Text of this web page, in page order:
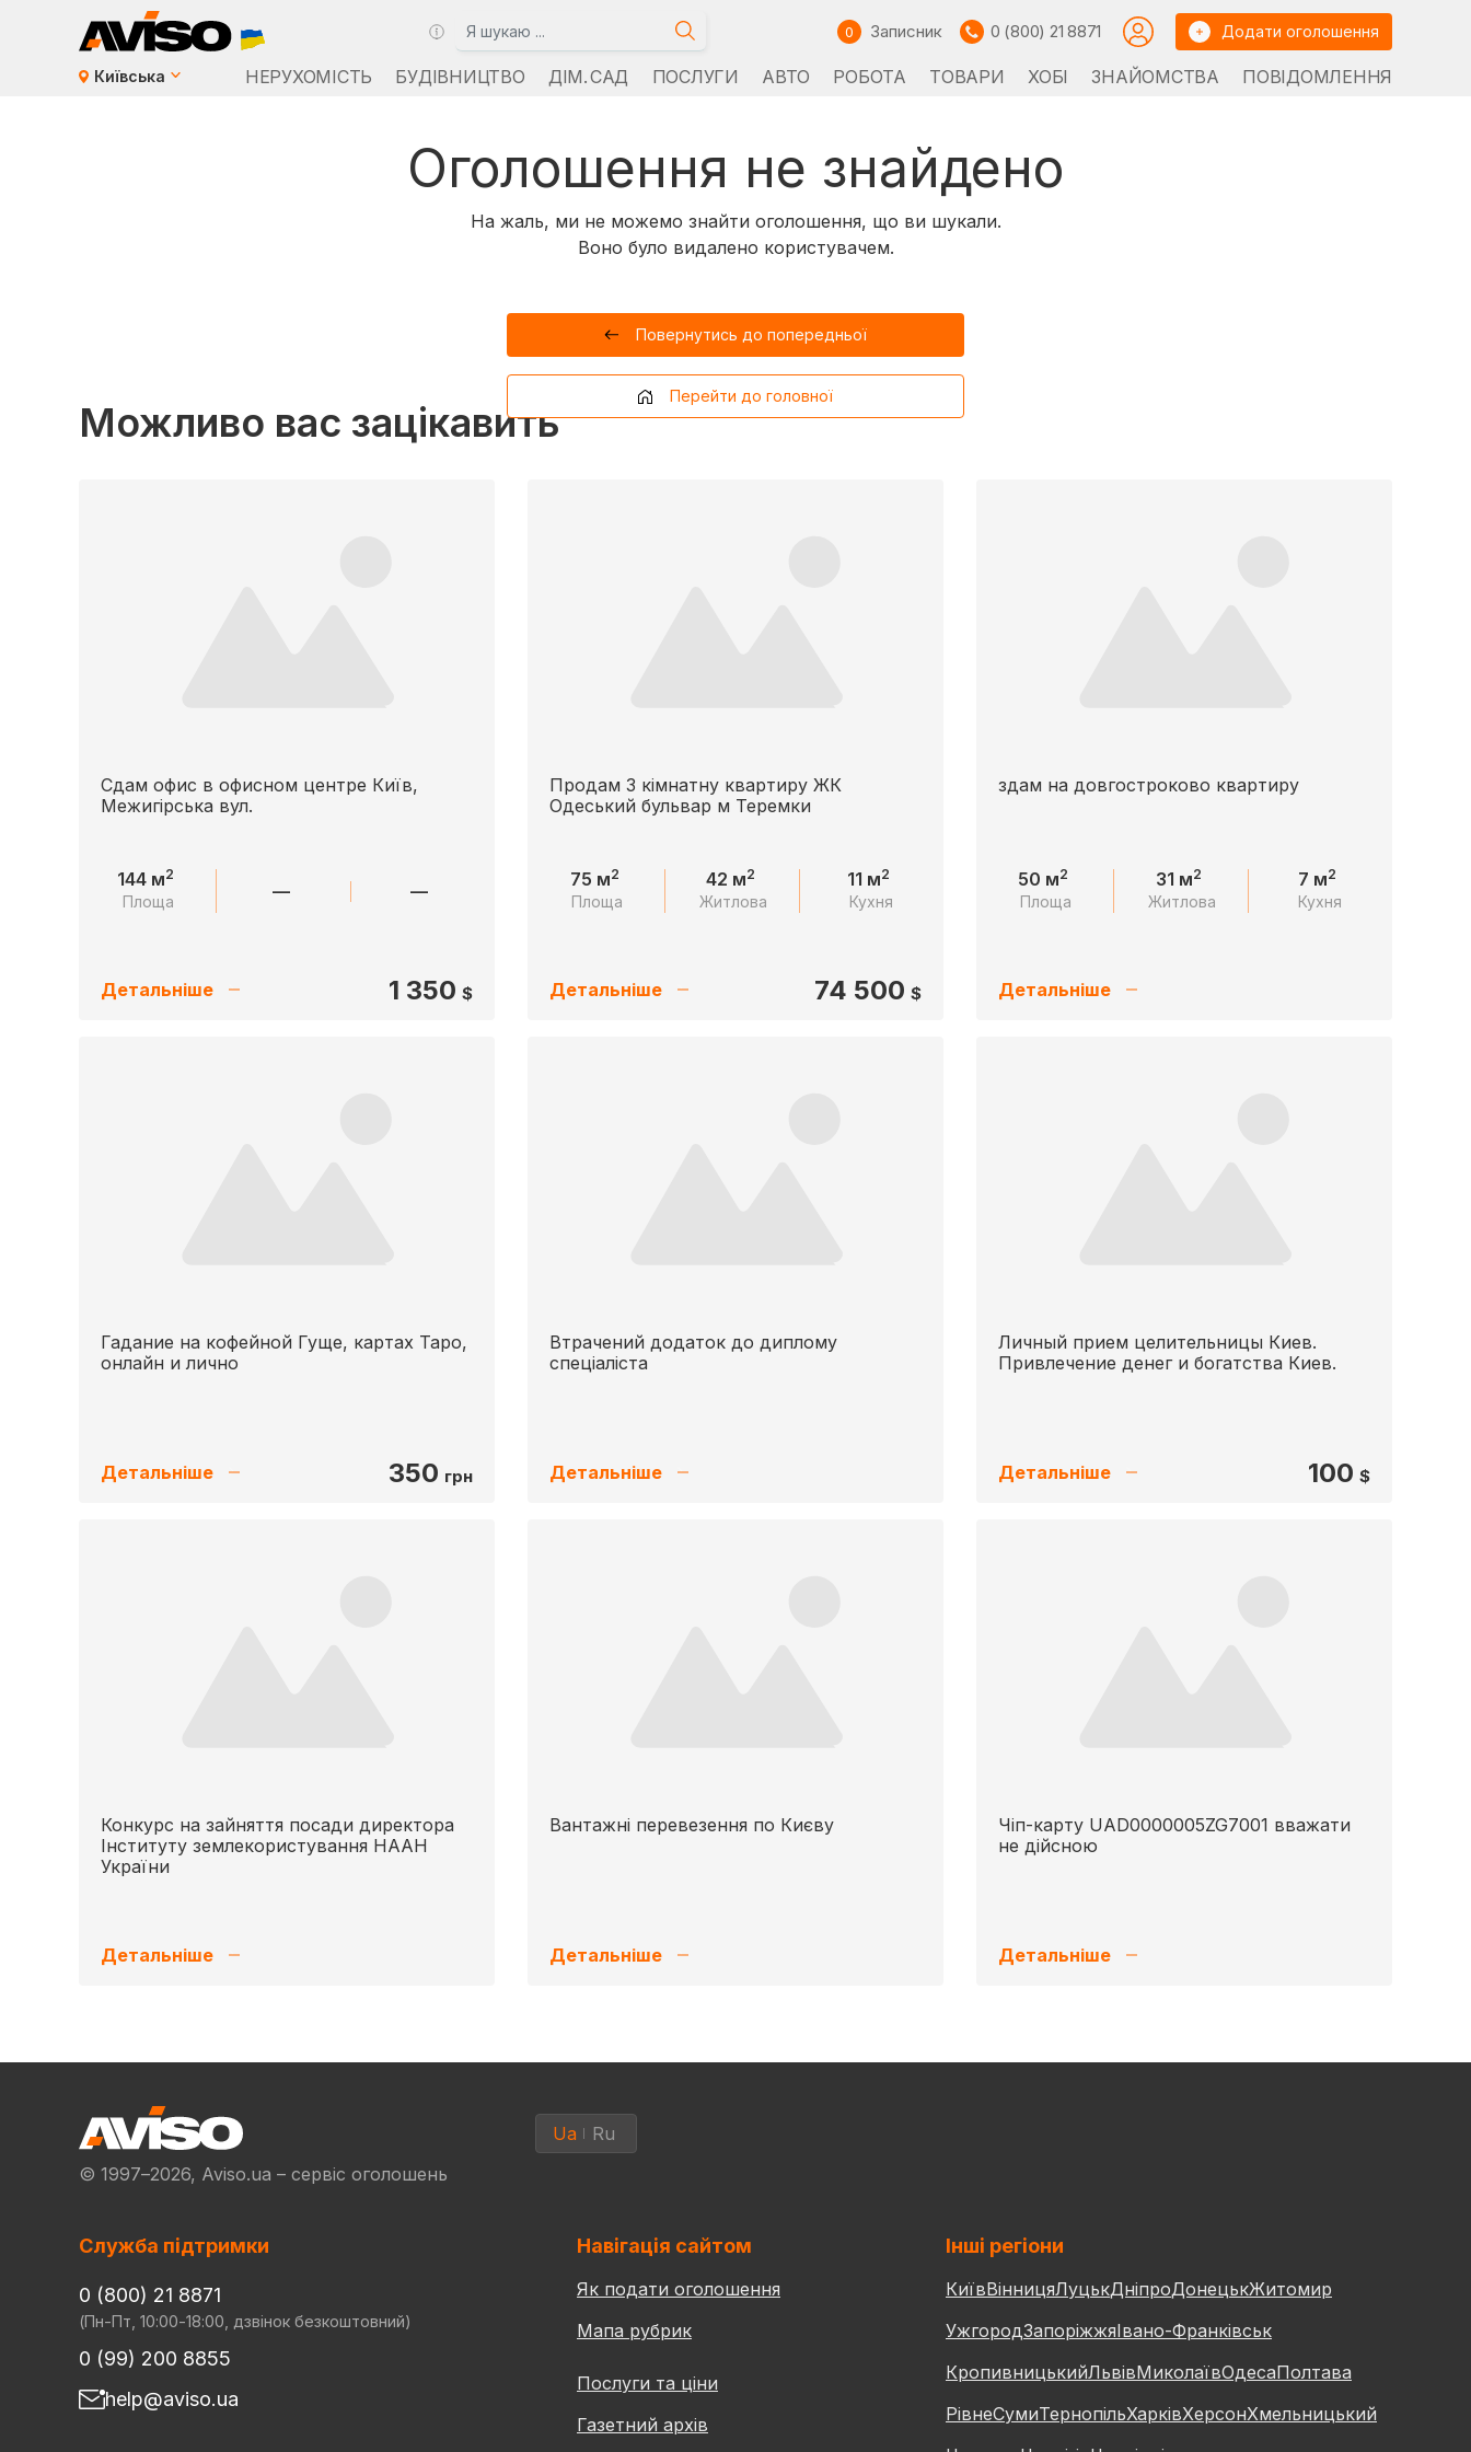
0 Записник 0 (800) 21 8871 Додати оголошення
Київська НЕРУХОМІСТЬ БУДІВНИЦТВО ДІМ. САД ПОСЛУГИ АВТО РОБОТА ТОВАРИ ХОБІ ЗНАЙОМСТВА ПОВІДОМЛЕННЯ
Оголошення не знайдено
На жаль, ми не можемо знайти оголошення, що ви шукали.
Воно було видалено користувачем.
Повернутись до попередньої
Перейти до головної
Можливо вас зацікавить
Сдам офис в офисном центре Київ,
Межигірська вул.
144 м2
Площа — —
Детальніше 1 350 $
Продам 3 кімнатну квартиру ЖК
Одеський бульвар м Теремки
75 м2
Площа
42 м2
Житлова
11 м2
Кухня
Детальніше 74 500 $
здам на довгостроково квартиру
50 м2
Площа
31 м2
Житлова
7 м2
Кухня
Детальніше
Гадание на кофейной Гуще, картах Таро,
онлайн и лично
Детальніше 350 грн
Втрачений додаток до диплому
спеціаліста
Детальніше
Личный прием целительницы Киев.
Привлечение денег и богатства Киев.
Детальніше 100 $
Конкурс на зайняття посади директора
Інституту землекористування НААН
України
Детальніше
Вантажні перевезення по Києву
Детальніше
Чіп-карту UAD0000005ZG7001 вважати
не дійсною
Детальніше
© 1997–2026, Aviso.ua – сервіс оголошень
Ua Ru
Служба підтримки
0 (800) 21 8871
(Пн-Пт, 10:00-18:00, дзвінок безкоштовний)
0 (99) 200 8855
help@aviso.ua
Навігація сайтом
Як подати оголошення
Мапа рубрик
Послуги та ціни
Газетний архів
Інші регіони
КиївВінницяЛуцькДніпроДонецькЖитомир
УжгородЗапоріжжяІвано-Франківськ
КропивницькийЛьвівМиколаївОдесаПолтава
РівнеСумиТернопільХарківХерсонХмельницький